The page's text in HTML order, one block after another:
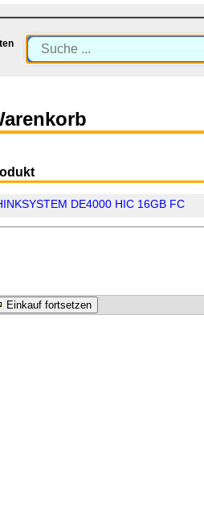
DE4000 HIC 16GB FC
Einkauf fortsetzen